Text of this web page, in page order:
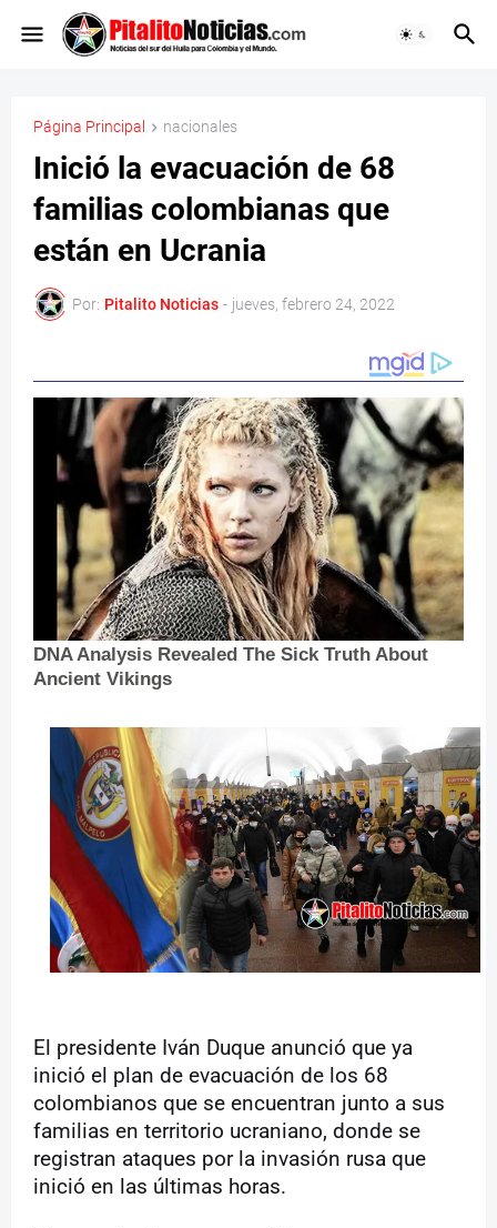
Página Principal nacionales
Inició la evacuación de 68
familias colombianas que
están en Ucrania
Por: Pitalito Noticias - jueves, febrero 24, 2022
El presidente Iván Duque anunció que ya
inició el plan de evacuación de los 68
colombianos que se encuentran junto a sus
familias en territorio ucraniano, donde se
registran ataques por la invasión rusa que
inició en las últimas horas.